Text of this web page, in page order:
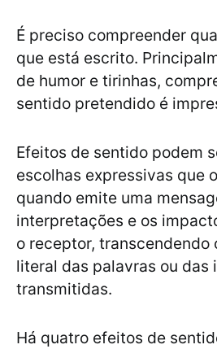
É preciso compreender
que está escrito.
de humor e tirinhas,
sentido pretendido é
Efeitos de sentido podem
escolhas expressivas que
quando emite uma
interpretações e os
o receptor, transcendendo
literal das palavras ou das
transmitidas.
Há quatro efeitos de